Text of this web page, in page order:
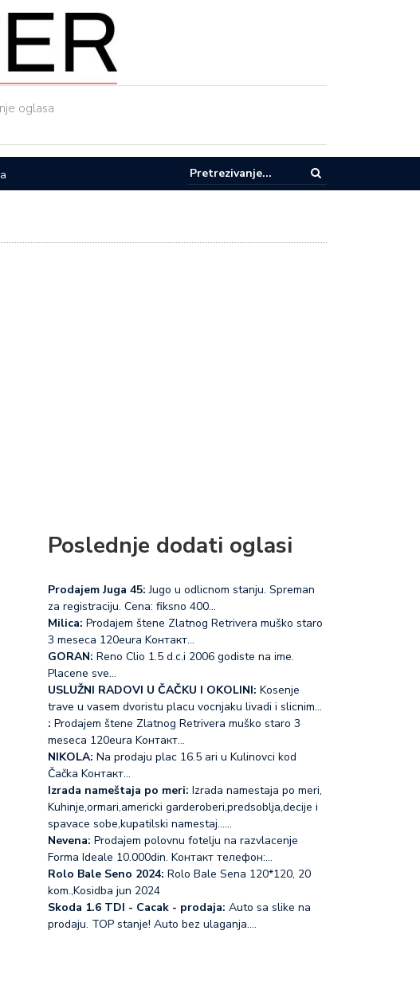
oglasa
Upućen apel za racionalnu potrošnju vode u Lučanima
Poslednje dodati oglasi
Prodajem Juga 45: Jugo u odlicnom stanju. Spreman
za registraciju. Cena: fiksno 400…
Milica: Prodajem štene Zlatnog Retrivera muško staro
3 meseca 120eura Koнтакт…
GORAN: Reno Clio 1.5 d.c.i 2006 godiste na ime.
Placene sve…
USLUŽNI RADOVI U ČAČKU I OKOLINI: Kosenje
trave u vasem dvoristu placu vocnjaku livadi i slicnim…
: Prodajem štene Zlatnog Retrivera muško staro 3
meseca 120eura Koнтакт…
NIKOLA: Na prodaju plac 16.5 ari u Kulinovci kod
Čačka Koнтакт…
Izrada nameštaja po meri: Izrada namestaja po meri,
Kuhinje,ormari,americki garderoberi,predsoblja,decije i
spavace sobe,kupatilski namestaj...…
Nevena: Prodajem polovnu fotelju na razvlacenje
Forma Ideale 10.000din. Koнтакт телефон:…
Rolo Bale Seno 2024: Rolo Bale Sena 120*120, 20
kom.,Kosidba jun 2024
Skoda 1.6 TDI - Cacak - prodaja: Auto sa slike na
prodaju. TOP stanje! Auto bez ulaganja.…